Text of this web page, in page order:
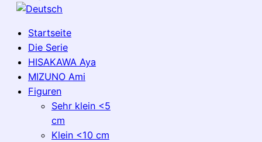
Startseite
Die Serie
HISAKAWA Aya
MIZUNO Ami
Figuren
Sehr klein <5
cm
Klein <10 cm